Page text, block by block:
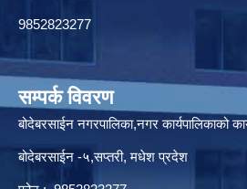
9852823277
सम्पर्क विवरण
बोदेबरसाईन नगरपालिका,नगर कार्यपालिकाको
बोदेबरसाईन -५,सप्तरी, मधेश प्रदेश